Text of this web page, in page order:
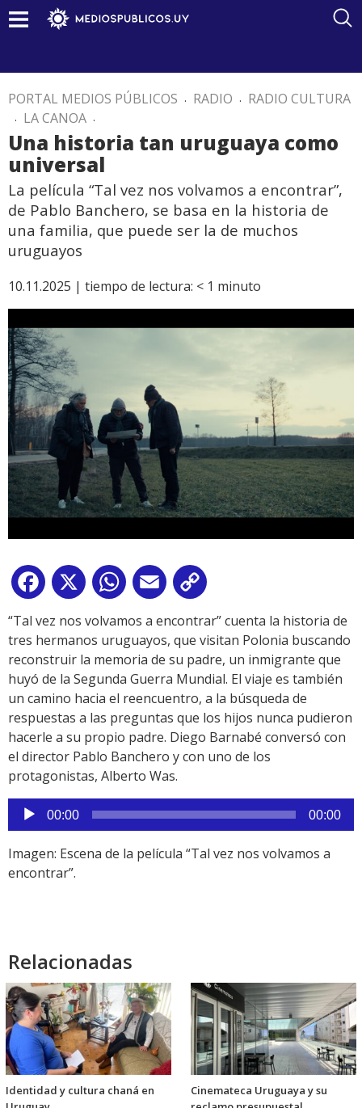
PORTAL MEDIOS PÚBLICOS . RADIO . RADIO CULTURA
. LA CANOA .
Una historia tan uruguaya como
universal
La película “Tal vez nos volvamos a encontrar”,
de Pablo Banchero, se basa en la historia de
una familia, que puede ser la de muchos
uruguayos
10.11.2025 | tiempo de lectura: < 1 minuto
Facebook
X WhatsApp
Email
Link
“Tal vez nos volvamos a encontrar” cuenta la historia de
tres hermanos uruguayos, que visitan Polonia buscando
reconstruir la memoria de su padre, un inmigrante que
huyó de la Segunda Guerra Mundial. El viaje es también
un camino hacia el reencuentro, a la búsqueda de
respuestas a las preguntas que los hijos nunca pudieron
hacerle a su propio padre. Diego Barnabé conversó con
el director Pablo Banchero y con uno de los
protagonistas, Alberto Was.
Reproductor
de
audio
00:00 00:00
Imagen: Escena de la película “Tal vez nos volvamos a
encontrar”.
Relacionadas
Identidad y cultura chaná en
Cinemateca Uruguaya y su